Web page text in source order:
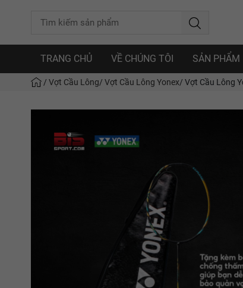
TRANG CHỦ VỀ CHÚNG TÔI SẢN PHẨM
/ Vợt Cầu Lông/ Vợt Cầu Lông Yonex/ Vợt Cầu Lông